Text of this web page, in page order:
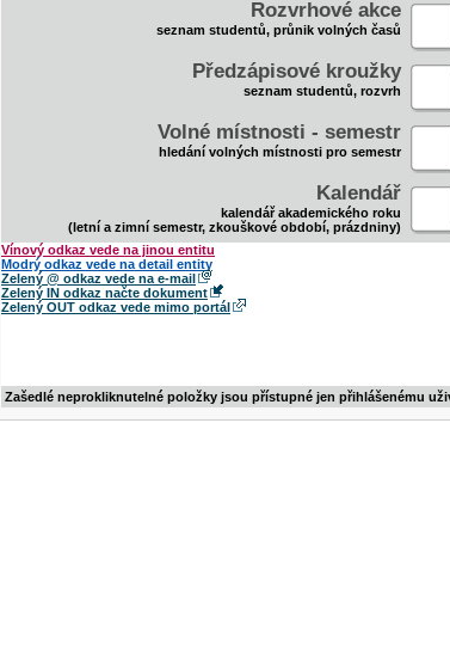
Rozvrhové akce
seznam studentů, průnik volných časů
Předzápisové kroužky
seznam studentů, rozvrh
Volné místnosti - semestr
hledání volných místnosti pro semestr
Kalendář
kalendář akademického roku
(letní a zimní semestr, zkouškové období, prázdniny)
Vínový odkaz vede na jinou entitu
Modrý odkaz vede na detail entity
Zelený @ odkaz vede na e-mail
Zelený IN odkaz načte dokument
Zelený OUT odkaz vede mimo portál
Zašedlé neprokliknutelné položky jsou přístupné jen přihlášenému